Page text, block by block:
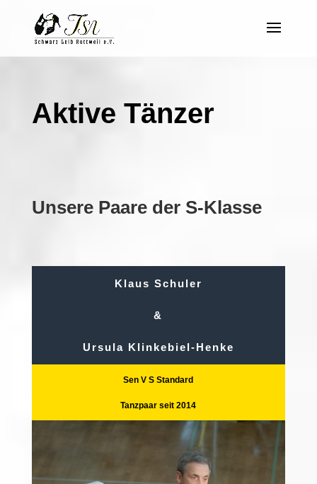
Aktive Tänzer
Unsere Paare der S-Klasse
Klaus Schuler
&
Ursula Klinkebiel-Henke
Sen V S Standard
Tanzpaar seit 2014